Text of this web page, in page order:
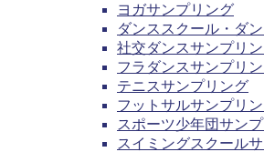
ヨガサンプリング
ダンススクール・ダ
社交ダンスサンプリ
フラダンスサンプリ
テニスサンプリング
フットサルサンプリ
スポーツ少年団サン
スイミングスクール